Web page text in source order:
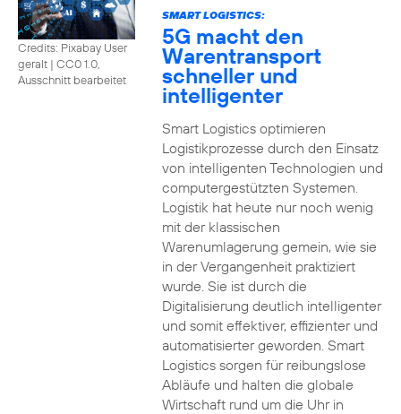
Credits: Pixabay User
geralt | CC0 1.0,
Ausschnitt bearbeitet
SMART LOGISTICS:
5G macht den
Warentransport
schneller und
intelligenter
Smart Logistics optimieren
Logistikprozesse durch den Einsatz
von intelligenten Technologien und
computergestützten Systemen.
Logistik hat heute nur noch wenig
mit der klassischen
Warenumlagerung gemein, wie sie
in der Vergangenheit praktiziert
wurde. Sie ist durch die
Digitalisierung deutlich intelligenter
und somit effektiver, effizienter und
automatisierter geworden. Smart
Logistics sorgen für reibungslose
Abläufe und halten die globale
Wirtschaft rund um die Uhr in